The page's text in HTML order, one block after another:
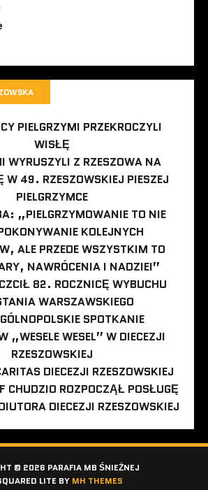
PIELGRZYMI PRZEKROCZYLI
WISŁĘ
WYRUSZYLI Z RZESZOWA NA
W 49. RZESZOWSKIEJ PIESZEJ
PIELGRZYMCE
„PIELGRZYMOWANIE TO NIE
KOLEJNYCH
ALE PRZEDE WSZYSTKIM TO
NAWRÓCENIA I NADZIEI”
82. ROCZNICĘ WYBUCHU
WARSZAWSKIEGO
SPOTKANIE
„WESELE WESEL” W DIECEZJI
RZESZOWSKIEJ
DIECEZJI RZESZOWSKIEJ
CHUDZIO ROZPOCZĄŁ POSŁUGĘ
DIECEZJI RZESZOWSKIEJ
© 2026 PARAFIA MB ŚNIEŻNEJ
LITE BY MH THEMES